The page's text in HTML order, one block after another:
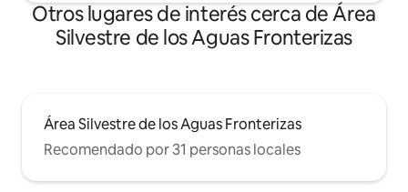
Otros lugares de interés cerca de Área
Silvestre de los Aguas Fronterizas
Área Silvestre de los Aguas Fronterizas
Recomendado por 31 personas locales